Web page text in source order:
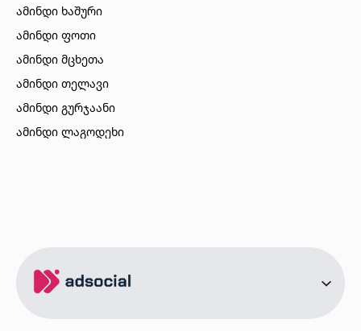
ამინდი ხაშური
ამინდი ფოთი
ამინდი მცხეთა
ამინდი თელავი
ამინდი გურჯაანი
ამინდი ლაგოდეხი
ამინდი ზუგდიდი